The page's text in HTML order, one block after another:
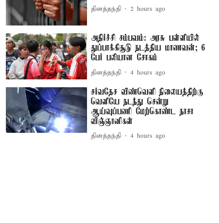
தினத்தந்தி 2 hours ago
அதிர்ச்சி சம்பவம்: அரசு பள்ளியில்
துப்பாக்கிசூடு நடத்திய மாணவன்; 6
பேர் பலியான சோகம்
தினத்தந்தி 4 hours ago
சர்வதேச விண்வெளி நிலையத்திற்கு
வெளியே நடந்து சென்று
ஆய்வுப்பணி மேற்கொண்ட நாசா
விஞ்ஞானிகள்
தினத்தந்தி 4 hours ago